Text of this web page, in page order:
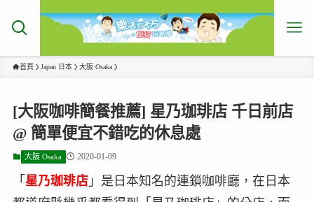
首頁 Japan 日本 大阪 Osaka
[大阪咖啡簡餐推薦] 星乃珈琲店 千日前店
@ 簡單便宜不錯吃的休息處
大阪 Osaka 2020-01-09
「 星乃珈琲店」是日本知名的連鎖咖啡廳，在日本